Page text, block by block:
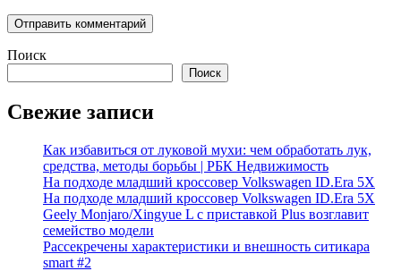
Поиск
Поиск
Свежие записи
Как избавиться от луковой мухи: чем обработать лук,
средства, методы борьбы | РБК Недвижимость
На подходе младший кроссовер Volkswagen ID.Era 5X
На подходе младший кроссовер Volkswagen ID.Era 5X
Geely Monjaro/Xingyue L с приставкой Plus возглавит
семейство модели
Рассекречены характеристики и внешность ситикара
smart #2